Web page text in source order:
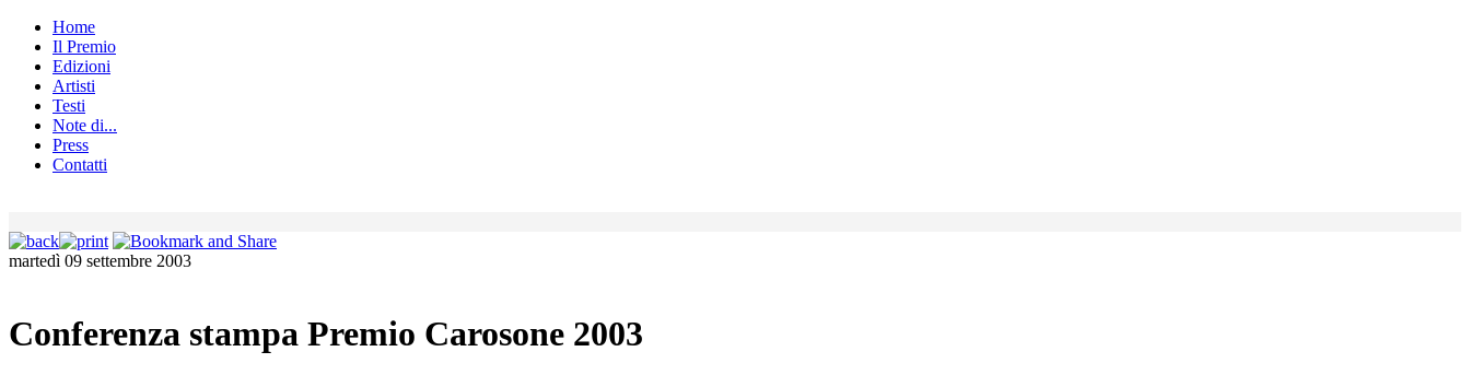
Home
Il Premio
Edizioni
Artisti
Testi
Note di...
Press
Contatti
martedì 09 settembre 2003
Conferenza stampa Premio Carosone 2003